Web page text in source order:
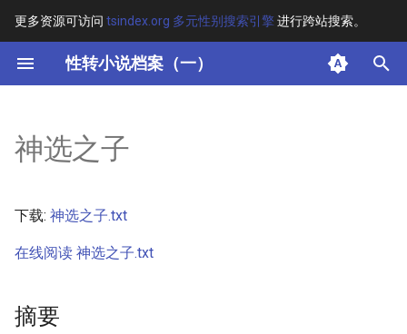
更多资源可访问 tsindex.org 多元性别搜索引擎进行跨站搜索。
性转小说档案（一）
键
开
搜
索
其他信息
正文
神选之子
下载: 神选之子.txt
在线阅读 神选之子.txt
摘要